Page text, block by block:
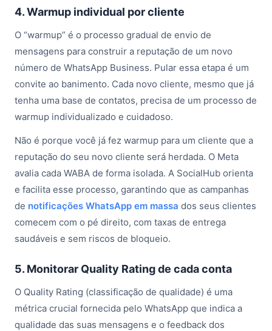
4. Warmup individual por cliente
O “warmup” é o processo gradual de envio de
mensagens para construir a reputação de um novo
número de WhatsApp Business. Pular essa etapa é um
convite ao banimento. Cada novo cliente, mesmo que já
tenha uma base de contatos, precisa de um processo de
warmup individualizado e cuidadoso.
Não é porque você já fez warmup para um cliente que a
reputação do seu novo cliente será herdada. O Meta
avalia cada WABA de forma isolada. A SocialHub orienta
e facilita esse processo, garantindo que as campanhas
de notificações WhatsApp em massa dos seus clientes
comecem com o pé direito, com taxas de entrega
saudáveis e sem riscos de bloqueio.
5. Monitorar Quality Rating de cada conta
O Quality Rating (classificação de qualidade) é uma
métrica crucial fornecida pelo WhatsApp que indica a
qualidade das suas mensagens e o feedback dos